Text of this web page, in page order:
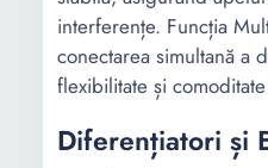
interferențe. Funcția
conectarea simultană a
flexibilitate și
Diferențiatori și